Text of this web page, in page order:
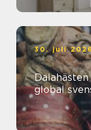
30. juli
Dalahästen från leksak i fäbodarna till
global